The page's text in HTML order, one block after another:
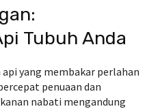
Tubuh Anda
yang membakar perlahan
penuaan dan
nabati mengandung